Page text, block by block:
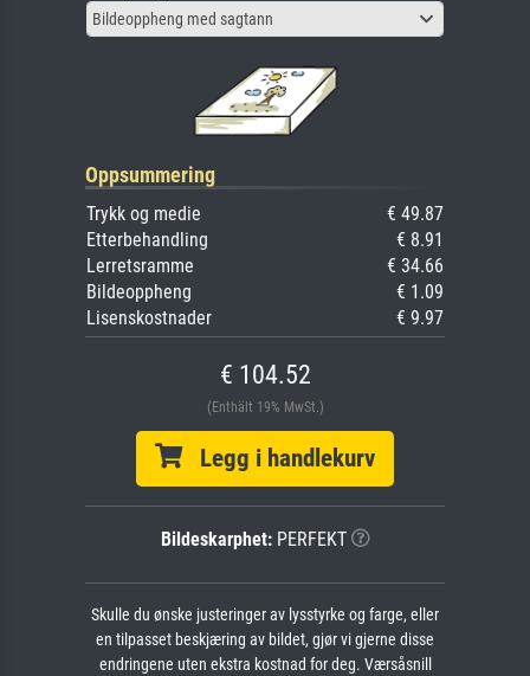
Bildeoppheng med sagtann
Oppsummering
Trykk og medie
€ 49.87
Etterbehandling
€ 8.91
Lerretsramme
€ 34.66
Bildeoppheng
€ 1.09
Lisenskostnader
€ 9.97
€ 104.52
(Enthält 19% MwSt.)
Legg i handlekurv
Bildeskarphet:PERFEKT
Skulle du ønske justeringer av lysstyrke og farge, eller
en tilpasset beskjæring av bildet, gjør vi gjerne disse
endringene uten ekstra kostnad for deg. Værsåsnill